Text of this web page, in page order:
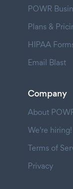
POWR
Plans &
HIPAA
Email Blast
Company
About
We're hiring!
Terms of
Privacy